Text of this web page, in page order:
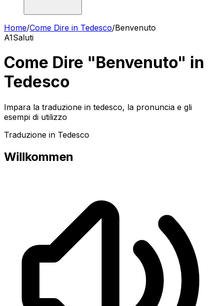
Home/Come Dire in Tedesco/Benvenuto
A1Saluti
Come Dire "Benvenuto" in
Tedesco
Impara la traduzione in tedesco, la pronuncia e gli
esempi di utilizzo
Traduzione in Tedesco
Willkommen